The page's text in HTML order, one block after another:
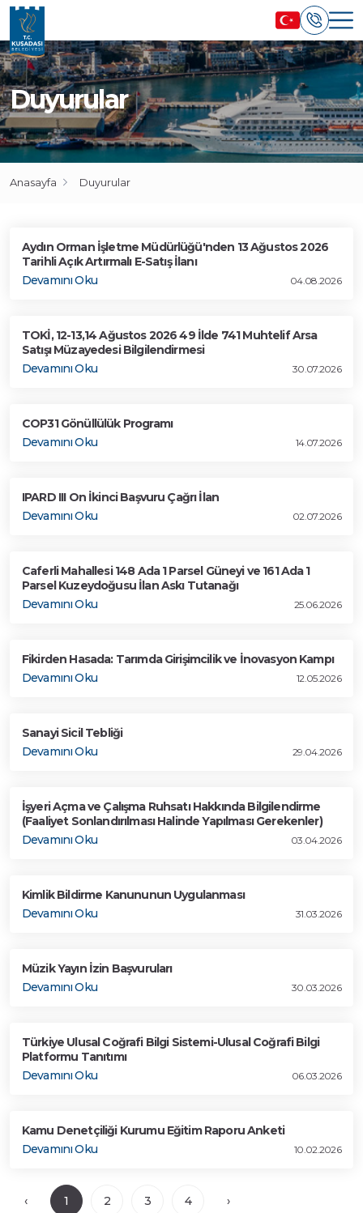
Duyurular
Anasayfa Duyurular
Aydın Orman İşletme Müdürlüğü'nden 13 Ağustos 2026
Tarihli Açık Artırmalı E-Satış İlanı
Devamını Oku
04.08.2026
TOKİ, 12-13,14 Ağustos 2026 49 İlde 741 Muhtelif Arsa
Satışı Müzayedesi Bilgilendirmesi
Devamını Oku
30.07.2026
COP31 Gönüllülük Programı
Devamını Oku
14.07.2026
IPARD III On İkinci Başvuru Çağrı İlan
Devamını Oku
02.07.2026
Caferli Mahallesi 148 Ada 1 Parsel Güneyi ve 161 Ada 1
Parsel Kuzeydoğusu İlan Askı Tutanağı
Devamını Oku
25.06.2026
Fikirden Hasada: Tarımda Girişimcilik ve İnovasyon Kampı
Devamını Oku
12.05.2026
Sanayi Sicil Tebliği
Devamını Oku
29.04.2026
İşyeri Açma ve Çalışma Ruhsatı Hakkında Bilgilendirme
(Faaliyet Sonlandırılması Halinde Yapılması Gerekenler)
Devamını Oku
03.04.2026
Kimlik Bildirme Kanununun Uygulanması
Devamını Oku
31.03.2026
Müzik Yayın İzin Başvuruları
Devamını Oku
30.03.2026
Türkiye Ulusal Coğrafi Bilgi Sistemi-Ulusal Coğrafi Bilgi
Platformu Tanıtımı
Devamını Oku
06.03.2026
Kamu Denetçiliği Kurumu Eğitim Raporu Anketi
Devamını Oku
10.02.2026
‹ 1 2 3 4 ›